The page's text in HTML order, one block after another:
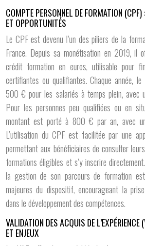
COMPTE PERSONNEL DE FORMATION
ET OPPORTUNITÉS
Le CPF est devenu l’un des piliers de la
France. Depuis sa monétisation en 2019, il
crédit formation en euros, utilisable pour
certifiantes ou qualifiantes. Chaque année,
500 € pour les salariés à temps plein, avec
Pour les personnes peu qualifiées ou en
montant est porté à 800 € par an, avec
L’utilisation du CPF est facilitée par une
permettant aux bénéficiaires de consulter
formations éligibles et s’y inscrire
la gestion de son parcours de formation
majeures du dispositif, encourageant la
dans le développement des compétences.
VALIDATION DES ACQUIS DE L’EXPÉRIENCE
ET ENJEUX